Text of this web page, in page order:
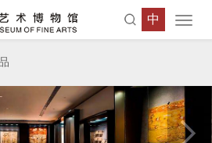
中